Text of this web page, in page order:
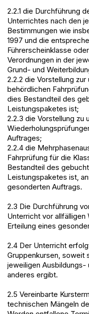
2.2.1 die Durchführung
Unterrichtes nach den
Bestimmungen wie
1997 und die
Führerscheinklasse
Verordnungen in der
Grund- und
2.2.2 die Vorstellung
behördlichen
dies Bestandteil des
Leistungspaketes ist;
2.2.3 die Vorstellung zu
Auftrages;
2.2.4 die
Fahrprüfung für die
Bestandteil des
Leistungspaketes ist,
gesonderten Auftrags.
2.3 Die Durchführung
Unterricht vor
Erteilung eines
2.4 Der Unterricht
Gruppenkursen, soweit
jeweiligen
anderes ergibt.
2.5 Vereinbarte
technischen Mängeln